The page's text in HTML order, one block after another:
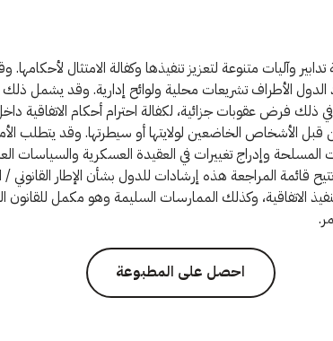
وآليات متنوعة لتعزيز تنفيذها وكفالة الامتثال لأحكامها.
الأطراف تشريعات محلية ولوائح إدارية. وقد يشمل ذلك
ذلك فرض عقوبات جزائية، لكفالة احترام أحكام الاتفاقية
قبل الأشخاص الخاضعين لولايتها أو سيطرتها. وقد يتطلب
المسلحة وإدراج تغييرات في العقيدة العسكرية والسياسات
قائمة المراجعة هذه إرشادات للدول بشأن الإطار القانوني
تنفيذ الاتفاقية، وكذلك الممارسات السليمة وهو مكمل
احصل على المطبوعة